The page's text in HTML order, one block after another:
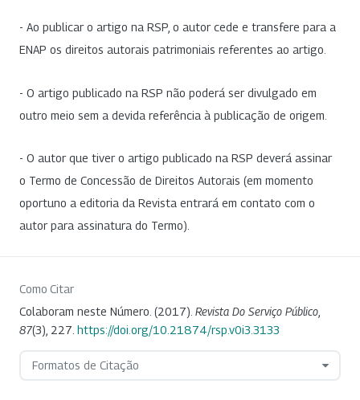
- Ao publicar o artigo na RSP, o autor cede e transfere para a
ENAP os direitos autorais patrimoniais referentes ao artigo.
- O artigo publicado na RSP não poderá ser divulgado em
outro meio sem a devida referência à publicação de origem.
- O autor que tiver o artigo publicado na RSP deverá assinar
o Termo de Concessão de Direitos Autorais (em momento
oportuno a editoria da Revista entrará em contato com o
autor para assinatura do Termo).
Como Citar
Colaboram neste Número. (2017). Revista Do Serviço Público
87(3), 227. https://doi.org/10.21874/rsp.v0i3.3133
Formatos de Citação